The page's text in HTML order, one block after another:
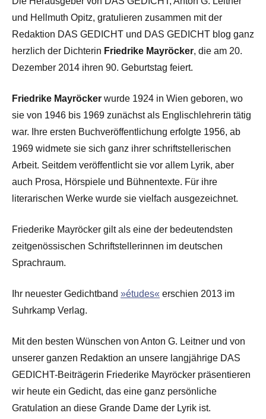
und Hellmuth Opitz, gratulieren zusammen mit der
Redaktion DAS GEDICHT und DAS GEDICHT blog ganz
herzlich der Dichterin Friedrike Mayröcker, die am 20.
Dezember 2014 ihren 90. Geburtstag feiert.
Friedrike Mayröcker wurde 1924 in Wien geboren, wo
sie von 1946 bis 1969 zunächst als Englischlehrerin tätig
war. Ihre ersten Buchveröffentlichung erfolgte 1956, ab
1969 widmete sie sich ganz ihrer schriftstellerischen
Arbeit. Seitdem veröffentlicht sie vor allem Lyrik, aber
auch Prosa, Hörspiele und Bühnentexte. Für ihre
literarischen Werke wurde sie vielfach ausgezeichnet.
Friederike Mayröcker gilt als eine der bedeutendsten
zeitgenössischen Schriftstellerinnen im deutschen
Sprachraum.
Ihr neuester Gedichtband »études« erschien 2013 im
Suhrkamp Verlag.
Mit den besten Wünschen von Anton G. Leitner und von
unserer ganzen Redaktion an unsere langjährige DAS
GEDICHT-Beiträgerin Friederike Mayröcker präsentieren
wir heute ein Gedicht, das eine ganz persönliche
Gratulation an diese Grande Dame der Lyrik ist.